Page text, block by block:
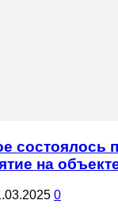
состоялось
на
0